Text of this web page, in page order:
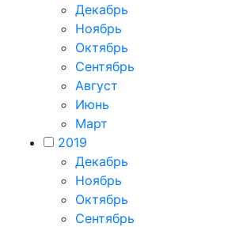
Декабрь
Ноябрь
Октябрь
Сентябрь
Август
Июнь
Март
2019
Декабрь
Ноябрь
Октябрь
Сентябрь